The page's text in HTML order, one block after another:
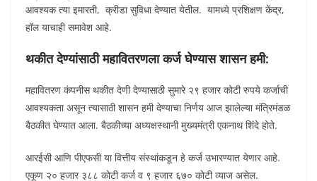
आवश्यक त्या इमारती, क्रीडा सुविधा देण्यात येतील. यामध्ये प्रशिक्षण केंद्र,
हॉल याचाही समावेश आहे.
थकीत देण्यांसाठी महावितरणला कर्ज घेण्यास शासन हमी:
महावितरण कंपनीस थकीत देणी देण्यासाठी सुमारे २९ हजार कोटी रुपये कर्जाची
आवश्यकता असून त्यासाठी शासन हमी देण्याचा निर्णय आज झालेल्या मंत्रिमंडळ
बैठकीत घेण्यात आला. बैठकीच्या अध्यक्षस्थानी मुख्यमंत्री एकनाथ शिंदे होते.
आरईसी आणि पीएफसी या वित्तीय संस्थांकडून हे कर्ज उभारण्यात येणार आहे.
एकूण २० हजार ३८८ कोटी कर्ज व ९ हजार ६७० कोटी व्याज असेल.